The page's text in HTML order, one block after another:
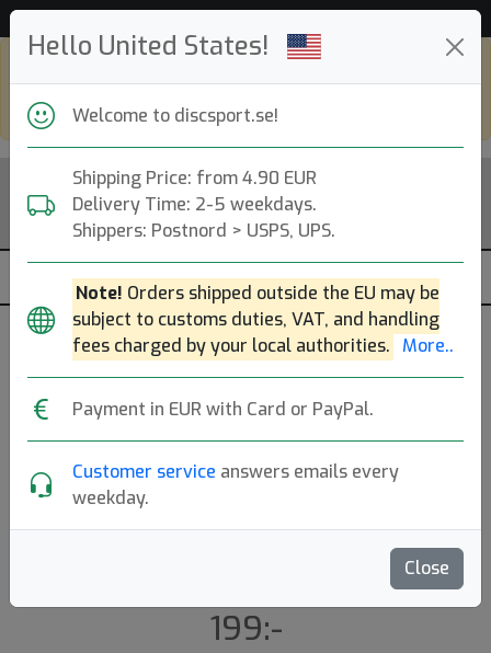
Hello United States!
Welcome to discsport.se!
Shipping Price: from 4.90 EUR
Delivery Time: 2-5 weekdays.
Shippers: Postnord > USPS, UPS.
Note! Orders shipped outside the EU may be
subject to customs duties, VAT, and handling
fees charged by your local authorities. More..
Payment in EUR with Card or PayPal.
Customer service answers emails every
weekday.
Close
go todiscsport.com
Was released
Glow (metallic purple)
K1 Glow Berg 2023 (Low
Glow)
Putt & Approach
199:-